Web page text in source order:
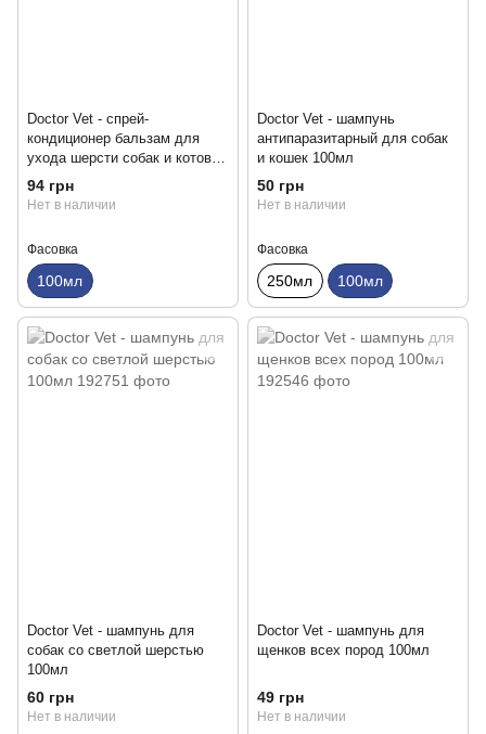
Doctor Vet - спрей-
кондиционер бальзам для
ухода шерсти собак и котов
100мл
94 грн
Нет в наличии
Фасовка
100мл
Doctor Vet - шампунь
антипаразитарный для собак
и кошек 100мл
50 грн
Нет в наличии
Фасовка
250мл 100мл
Doctor Vet - шампунь для
собак со светлой шерстью
100мл
60 грн
Нет в наличии
Doctor Vet - шампунь для
щенков всех пород 100мл
49 грн
Нет в наличии